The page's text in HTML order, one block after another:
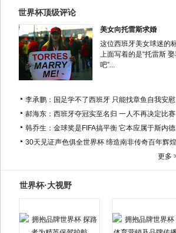
世界杯顶级评论
美女向托雷斯求婚
这位西班牙美女球迷的
上面写着的是“托雷斯
吧”...
李承鹏：国足学不了西班牙 只能找章鱼自我安慰
郝海东：西班牙夺冠实至名归 一人不再决定比赛
韩乔生：金球奖是FIFA搞平衡 它本应属于斯内德
30天见证声色俱全世界杯 缔造南非传奇百年辉煌
更多
世界杯·大视野